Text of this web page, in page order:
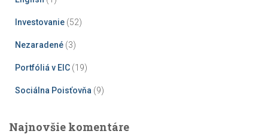
Investovanie (52)
Nezaradené (3)
Portfóliá v EIC (19)
Sociálna Poisťovňa (9)
Najnovšie komentáre